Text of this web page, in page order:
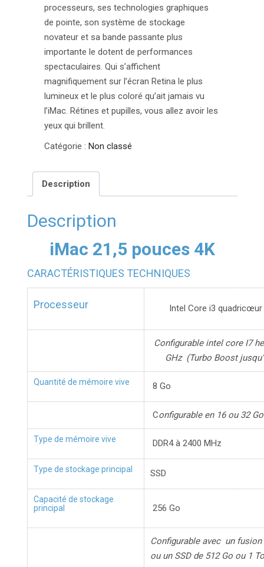
processeurs, ses technologies graphiques
de pointe, son système de stockage
novateur et sa bande passante plus
importante le dotent de performances
spectaculaires. Qui s’affichent
magnifiquement sur l’écran Retina le plus
lumineux et le plus coloré qu’ait jamais vu
l’iMac. Rétines et pupilles, vous allez avoir les
yeux qui brillent.
Catégorie : Non classé
Description
Description
iMac 21,5 pouces 4K
CARACTÉRISTIQUES TECHNIQUES
Processeur Intel Core i3 quadricœur
Configurable intel core I7
GHz (Turbo Boost
Quantité de mémoire vive 8 Go
Configurable en 16 ou 32 Go
Type de mémoire vive DDR4 à 2400 MHz
Type de stockage principal SSD
Capacité de stockage
principal
256 Go
Configurable avec un fusion
ou un SSD de 512 Go ou 1 To